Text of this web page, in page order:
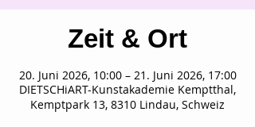
Zeit & Ort
20. Juni 2026, 10:00 – 21. Juni 2026, 17:00
DIETSCHiART-Kunstakademie Kemptthal,
Kemptpark 13, 8310 Lindau, Schweiz